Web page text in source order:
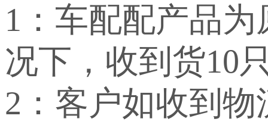
1：车配配产品
况下，收到货10
2：客户如收到